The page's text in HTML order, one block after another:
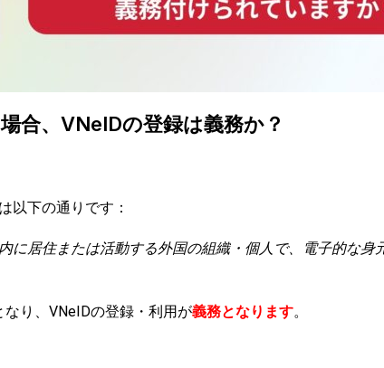
合、VNeIDの登録は義務か？
以下の通りです：
に居住または活動する外国の組織・個人で、電子的な
なり、VNeIDの登録・利用が義務となります。